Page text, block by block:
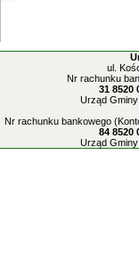
ul.
Nr rachunku
31 8520
Urząd
Nr rachunku bankowego
84 8520
Urząd